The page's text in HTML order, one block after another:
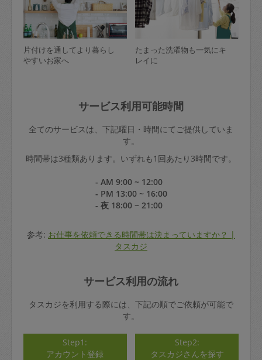
片付けを通してより暮らし
やすいお家へ
たまった洗濯物も一気にキ
レイに
サービス利用可能時間
全てのサービスは、下記曜日・時間にてご提供していま
す。
時間帯は3種類あります。いずれも1回あたり3時間です。
- AM 9:00 ~ 12:00
- PM 13:00 ~ 16:00
- 夜 18:00 ~ 21:00
参考: お仕事を依頼できる時間帯は決まっていますか？ |
タスカジ
サービス利用の流れ
タスカジを利用する際には、下記の順でご依頼が可能で
す。
Step1:
アカウント登録
Step2:
タスカジさんを探す